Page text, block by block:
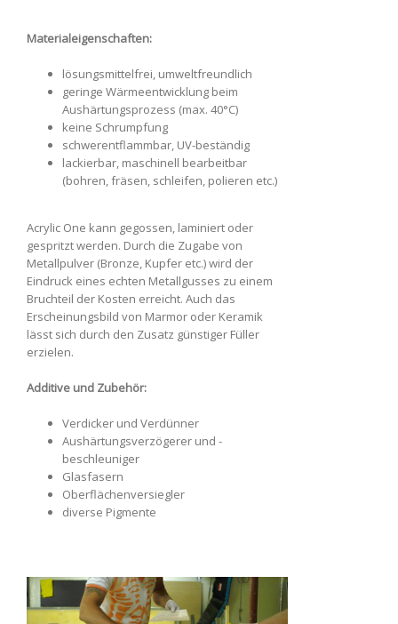
Materialeigenschaften:
lösungsmittelfrei, umweltfreundlich
geringe Wärmeentwicklung beim
Aushärtungsprozess (max. 40°C)
keine Schrumpfung
schwerentflammbar, UV-beständig
lackierbar, maschinell bearbeitbar
(bohren, fräsen, schleifen, polieren etc.)
Acrylic One kann gegossen, laminiert oder
gespritzt werden. Durch die Zugabe von
Metallpulver (Bronze, Kupfer etc.) wird der
Eindruck eines echten Metallgusses zu einem
Bruchteil der Kosten erreicht. Auch das
Erscheinungsbild von Marmor oder Keramik
lässt sich durch den Zusatz günstiger Füller
erzielen.
Additive und Zubehör:
Verdicker und Verdünner
Aushärtungsverzögerer und -
beschleuniger
Glasfasern
Oberflächenversiegler
diverse Pigmente